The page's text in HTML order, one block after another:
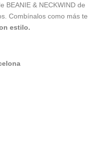
BEANIE & NECKWIND de
Combínalos como más te
estilo.